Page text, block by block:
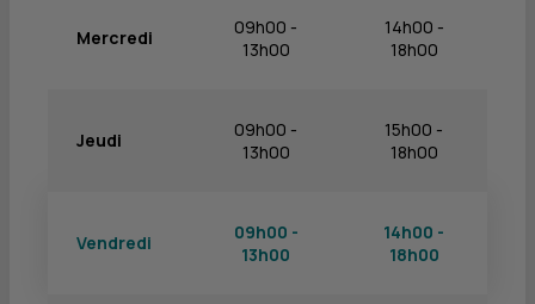
Mercredi
09h00 -
13h00
14h00 -
18h00
Jeudi
09h00 -
13h00
15h00 -
18h00
Vendredi
09h00 -
13h00
14h00 -
18h00